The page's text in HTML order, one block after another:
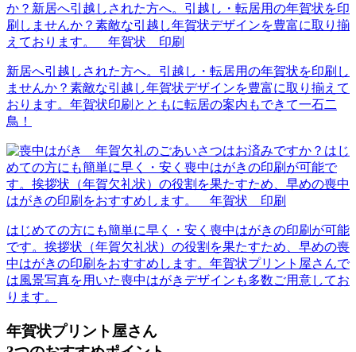
新居へ引越しされた方へ。引越し・転居用の年賀状を印刷し
ませんか？素敵な引越し年賀状デザインを豊富に取り揃えて
おります。年賀状印刷とともに転居の案内もできて一石二
鳥！
はじめての方にも簡単に早く・安く喪中はがきの印刷が可能
です。挨拶状（年賀欠礼状）の役割を果たすため、早めの喪
中はがきの印刷をおすすめします。年賀状プリント屋さんで
は風景写真を用いた喪中はがきデザインも多数ご用意してお
ります。
年賀状プリント屋さん